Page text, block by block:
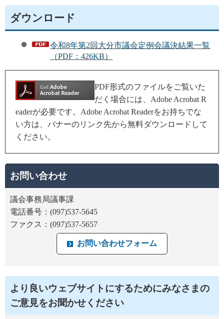
ダウンロード
令和8年第2回大分市議会定例会議決結果一覧
（PDF：426KB）
PDF形式のファイルをご覧いた
だく場合には、Adobe Acrobat R
eaderが必要です。Adobe Acrobat Readerをお持ちでな
い方は、バナーのリンク先から無料ダウンロードして
ください。
お問い合わせ
議会事務局議事課
電話番号：(097)537-5645
ファクス：(097)537-5657
より良いウェブサイトにするためにみなさまの
ご意見をお聞かせください